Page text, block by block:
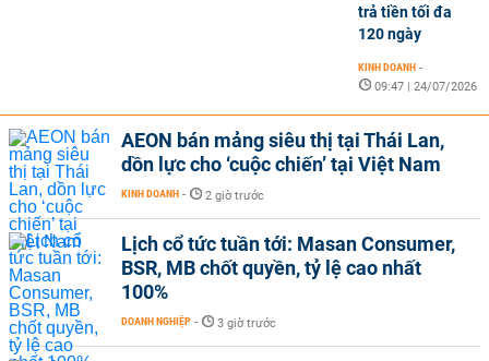
trả tiền tối đa
120 ngày
KINH DOANH -
09:47 | 24/07/2026
AEON bán mảng siêu thị tại Thái Lan,
dồn lực cho ‘cuộc chiến’ tại Việt Nam
KINH DOANH - 2 giờ trước
Lịch cổ tức tuần tới: Masan Consumer,
BSR, MB chốt quyền, tỷ lệ cao nhất
100%
DOANH NGHIỆP - 3 giờ trước